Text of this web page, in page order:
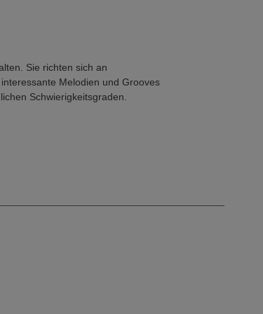
Sie richten sich an
Melodien und Grooves
Schwierigkeitsgraden.